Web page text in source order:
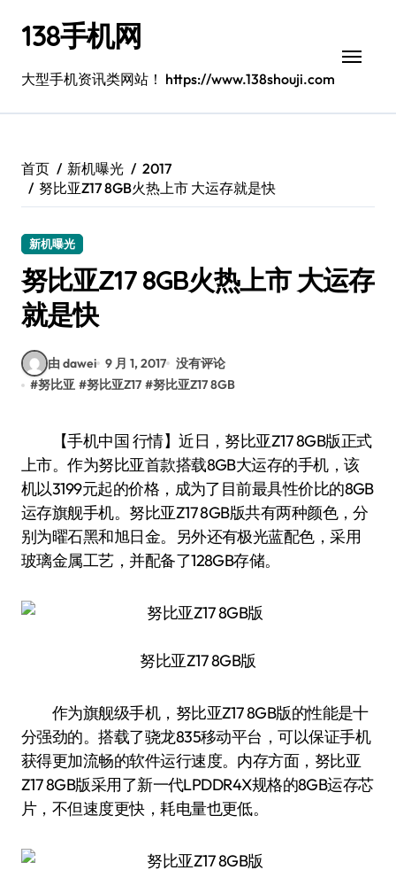
138手机网
大型手机资讯类网站！ https://www.138shouji.com
首页 新机曝光
2017
努比亚Z17 8GB火热上市 大运存就是快
新机曝光
努比亚Z17 8GB火热上市 大运存
就是快
由 dawei 9 月 1, 2017 没有评论
#努比亚 #努比亚Z17 #努比亚Z17 8GB
【手机中国 行情】近日，努比亚Z17 8GB版正式
上市。作为努比亚首款搭载8GB大运存的手机，该
机以3199元起的价格，成为了目前最具性价比的8GB
运存旗舰手机。努比亚Z17 8GB版共有两种颜色，分
别为曜石黑和旭日金。另外还有极光蓝配色，采用
玻璃金属工艺，并配备了128GB存储。
努比亚Z17 8GB版
作为旗舰级手机，努比亚Z17 8GB版的性能是十
分强劲的。搭载了骁龙835移动平台，可以保证手机
获得更加流畅的软件运行速度。内存方面，努比亚
Z17 8GB版采用了新一代LPDDR4X规格的8GB运存芯
片，不但速度更快，耗电量也更低。